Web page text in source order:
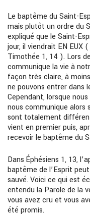
Le baptême du Saint-
mais plutôt un ordre du
expliqué que le Saint-
jour, il viendrait EN EUX
Timothée 1, 14 ). Lors
communique la vie à
façon très claire, à
ne pouvons entrer dans
Cependant, lorsque
nous communique alors
sont totalement
vient en premier puis,
recevoir le baptême du
Dans Éphésiens 1, 13,
baptême de l’Esprit
sauvé. Voici ce qui est
entendu la Parole de la
vous avez cru et vous
été promis.